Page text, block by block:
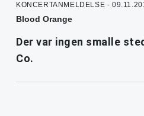
KONCERTANMELDELSE -
Blood Orange
Der var ingen smalle
Co.